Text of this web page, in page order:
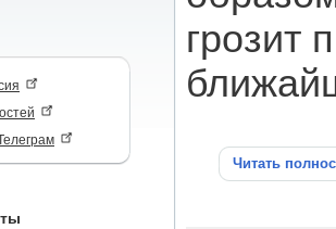
грозит
Читать